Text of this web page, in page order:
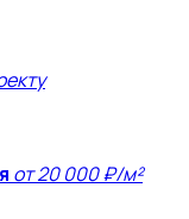
от 20 000 ₽/м²